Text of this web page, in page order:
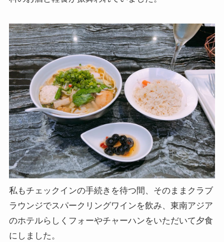
私もチェックインの手続きを待つ間、そのままクラブ
ラウンジでスパークリングワインを飲み、東南アジア
のホテルらしくフォーやチャーハンをいただいて夕食
にしました。